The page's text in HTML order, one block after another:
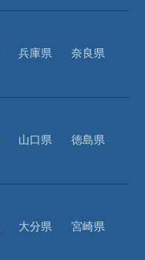
兵庫県
奈良県
山口県
徳島県
大分県
宮崎県